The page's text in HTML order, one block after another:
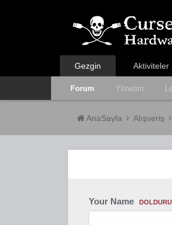
Gezgin
Forum Yönetim
Aktiviteler
AnaSayfa Alışveriş
Your Name